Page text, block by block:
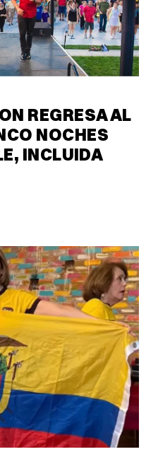
REGRESA AL
NOCHES
INCLUIDA